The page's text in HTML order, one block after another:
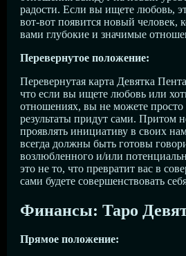
радости. Если вы ищете любовь,
вот-вот появится новый человек,
вами глубокие и значимые
Перевернутое положение:
Перевернутая карта Девятка
что если вы ищете любовь или
отношениях, вы не можете просто
результаты придут сами. Притом
проявлять инициативу в своих
всегда должны быть готовы
возлюбленного и/или
это не то, что превратит вас в
сами будете совершенствовать
Финансы: Таро
Прямое положение: